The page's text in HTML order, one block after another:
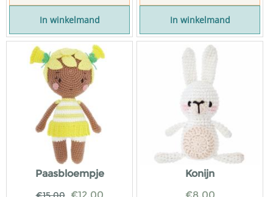
In winkelmand In winkelmand
Paasbloempje
€12,00
Konijn
€8,00